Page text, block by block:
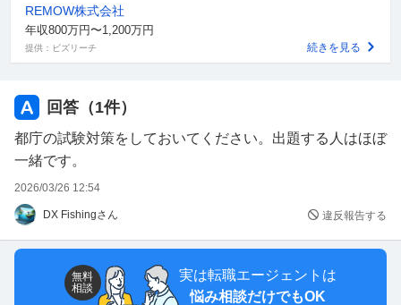
REMOW株式会社
年収800万円〜1,200万円
提供：ビズリーチ 続きを見る
回答（1件）
都庁の試験対策をしておいてください。出題する人はほぼ
一緒です。
2026/03/26 12:54
DX Fishingさん 違反報告する
無料
相談
実は転職エージェントは
悩み相談だけでもOK